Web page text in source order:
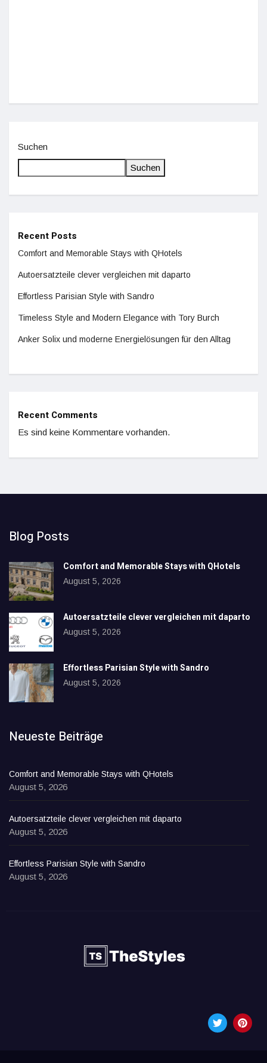
Suchen
Suchen
Recent Posts
Comfort and Memorable Stays with QHotels
Autoersatzteile clever vergleichen mit daparto
Effortless Parisian Style with Sandro
Timeless Style and Modern Elegance with Tory Burch
Anker Solix und moderne Energielösungen für den Alltag
Recent Comments
Es sind keine Kommentare vorhanden.
Blog Posts
Comfort and Memorable Stays with QHotels
August 5, 2026
Autoersatzteile clever vergleichen mit daparto
August 5, 2026
Effortless Parisian Style with Sandro
August 5, 2026
Neueste Beiträge
Comfort and Memorable Stays with QHotels
August 5, 2026
Autoersatzteile clever vergleichen mit daparto
August 5, 2026
Effortless Parisian Style with Sandro
August 5, 2026